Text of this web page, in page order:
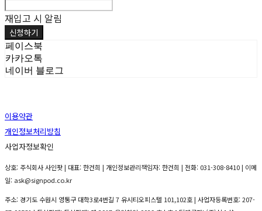
재입고 시 알림
신청하기
페이스북
카카오톡
네이버 블로그
이용약관
개인정보처리방침
사업자정보확인
상호: 주식회사 사인팟 | 대표: 한건희 | 개인정보관리책임자: 한건희 | 전화: 031-308-8410 | 이메
일: ask@signpod.co.kr
주소: 경기도 수원시 영통구 대학3로4번길 7 유시티오피스텔 101,102호 | 사업자등록번호:207-